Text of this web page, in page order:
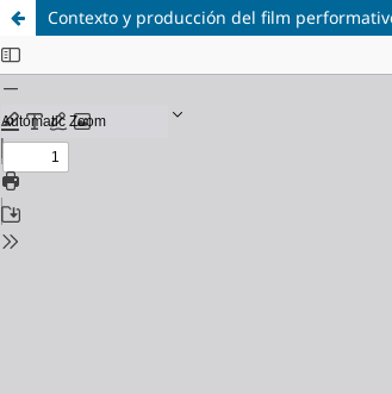
Contexto y producción del film